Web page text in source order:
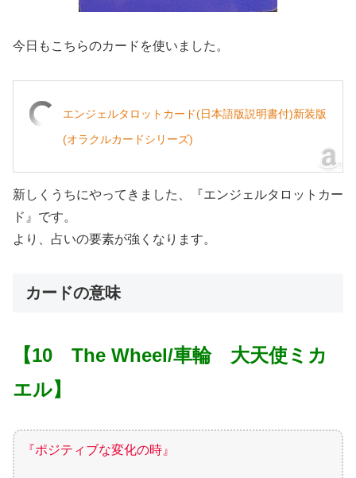
今日もこちらのカードを使いました。
エンジェルタロットカード(日本語版説明書付)新装版
(オラクルカードシリーズ)
新しくうちにやってきました、『エンジェルタロットカー
ド』です。
より、占いの要素が強くなります。
カードの意味
【10 The Wheel/車輪 大天使ミカ
エル】
『ポジティブな変化の時』